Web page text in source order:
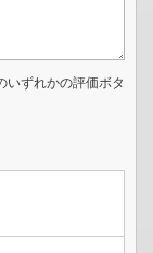
いずれかの評価ボタ